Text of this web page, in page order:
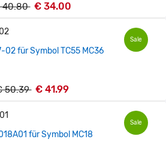
40.80 € 34.00
Sale
02 für Symbol TC55 MC36
50.39 € 41.99
Sale
für Symbol MC18